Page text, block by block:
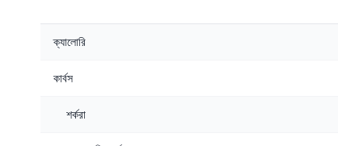
ক্যালোরি
কার্বস
শর্করা